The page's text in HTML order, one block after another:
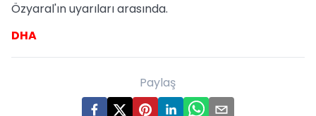
Özyaral'ın uyarıları arasında.
DHA
Paylaş